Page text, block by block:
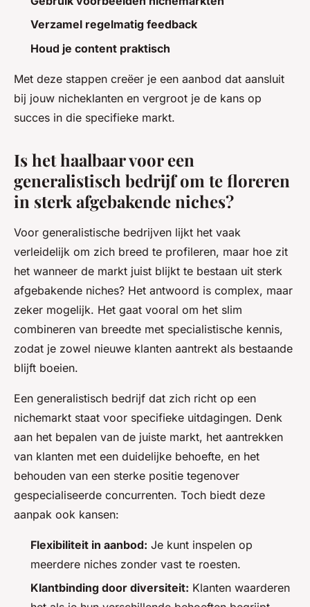
Verzamel regelmatig feedback
Houd je content praktisch
Met deze stappen creëer je een aanbod dat aansluit
bij jouw nicheklanten en vergroot je de kans op
succes in die specifieke markt.
Is het haalbaar voor een
generalistisch bedrijf om te floreren
in sterk afgebakende niches?
Voor generalistische bedrijven lijkt het vaak
verleidelijk om zich breed te profileren, maar hoe zit
het wanneer de markt juist blijkt te bestaan uit sterk
afgebakende niches? Het antwoord is complex, maar
zeker mogelijk. Het gaat vooral om het slim
combineren van breedte met specialistische kennis,
zodat je zowel nieuwe klanten aantrekt als bestaande
blijft boeien.
Een generalistisch bedrijf dat zich richt op een
nichemarkt staat voor specifieke uitdagingen. Denk
aan het bepalen van de juiste markt, het aantrekken
van klanten met een duidelijke behoefte, en het
behouden van een sterke positie tegenover
gespecialiseerde concurrenten. Toch biedt deze
aanpak ook kansen:
Flexibiliteit in aanbod: Je kunt inspelen op
meerdere niches zonder vast te roesten.
Klantbinding door diversiteit: Klanten waarderen